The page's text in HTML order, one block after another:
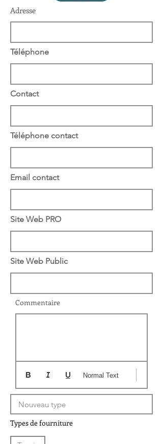
Adresse
Téléphone
Contact
Téléphone contact
Email contact
Site Web PRO
Site Web Public
Commentaire
Normal Text
Types de fourniture